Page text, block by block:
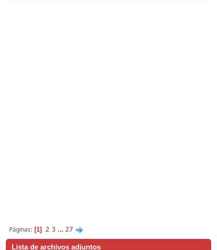
Páginas 1 2 3 ... 27
Lista de archivos adjuntos